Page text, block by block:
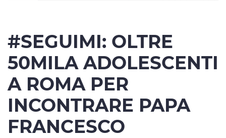
#SEGUIMI: OLTRE
50MILA ADOLESCENTI
A ROMA PER
INCONTRARE PAPA
FRANCESCO